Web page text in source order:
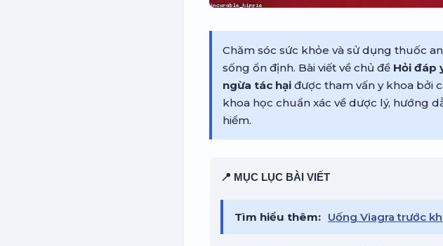
Chăm sóc sức khỏe và sử dụng thuốc
sống ổn định. Bài viết về chủ đề Hỏi đáp
ngừa tác hại được tham vấn y khoa bởi
khoa học chuẩn xác về dược lý, hướng
hiểm.
📍 MỤC LỤC BÀI VIẾT
Tìm hiểu thêm: Uống Viagra trước